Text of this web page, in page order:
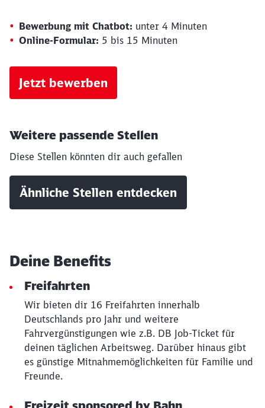
Bewerbung mit Chatbot: unter 4 Minuten
Online-Formular: 5 bis 15 Minuten
Jetzt bewerben
Weitere passende Stellen
Diese Stellen könnten dir auch gefallen
Ähnliche Stellen entdecken
Deine Benefits
Freifahrten
Wir bieten dir 16 Freifahrten innerhalb
Deutschlands pro Jahr und weitere
Fahrvergünstigungen wie z.B. DB Job-Ticket für
deinen täglichen Arbeitsweg. Darüber hinaus gibt
es günstige Mitnahmemöglichkeiten für Familie und
Freunde.